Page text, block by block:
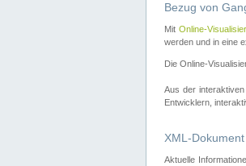
Bezug von
MitOnline-
werden und in eine
Die Online-
Aus der
Entwicklern,
XML-
Aktuelle